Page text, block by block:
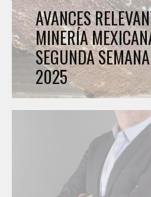
AVANCES
MINERÍA
SEGUNDA
2025